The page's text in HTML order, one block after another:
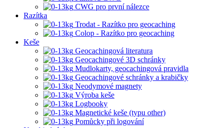
CWG pro první nálezce
Razítka
Trodat - Razítko pro geocaching
Colop - Razítko pro geocaching
Keše
Geocachingová literatura
Geocachingové 3D schránky
Mudlokarty, geocachingová pravidla
Geocachingové schránky a krabičky
Neodymové magnety
Výroba keše
Logbooky
Magnetické keše (typu other)
Pomůcky při logování